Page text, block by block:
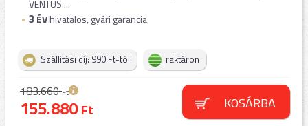
VENTUS ...
3 ÉVhivatalos, gyári garancia
Szállítási díj: 990 Ft-tól raktáron
183.660Ft
155.880Ft KOSÁRBA